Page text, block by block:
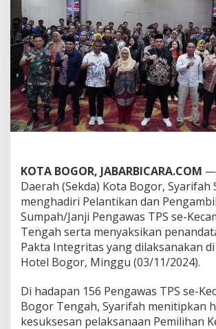
w
a
s
T
P
S
K
o
t
a
o
r
,
S
e
k
d
a
e
k
a
n
KOTA BOGOR, JABARBICARA.COM —
Daerah (Sekda) Kota Bogor, Syarifah
menghadiri Pelantikan dan
Sumpah/Janji Pengawas TPS se-
Tengah serta menyaksikan
Pakta Integritas yang dilaksanakan
Hotel Bogor, Minggu (03/11/2024).
Di hadapan 156 Pengawas TPS se-
Bogor Tengah, Syarifah menitipkan
kesuksesan pelaksanaan Pemilihan